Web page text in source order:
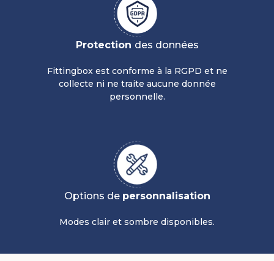
Protection des données
Fittingbox est conforme à la RGPD et ne
collecte ni ne traite aucune donnée
personnelle.
Options de personnalisation
Modes clair et sombre disponibles.